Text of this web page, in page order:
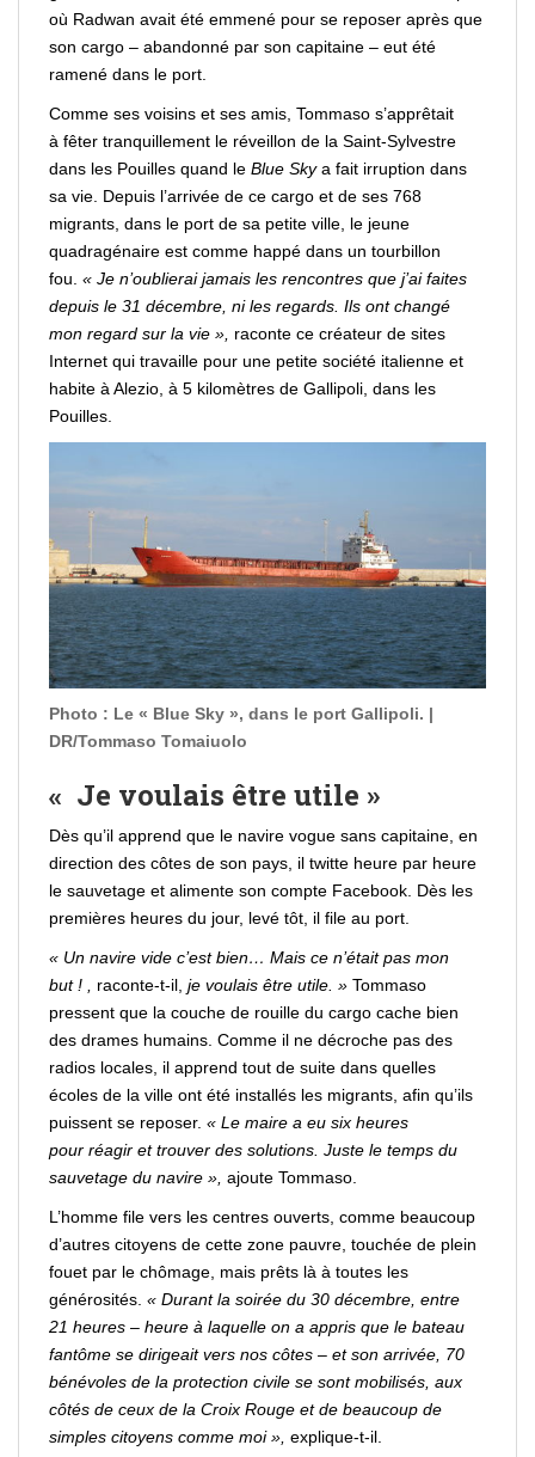
où Radwan avait été emmené pour se reposer après que
son cargo – abandonné par son capitaine – eut été
ramené dans le port.
Comme ses voisins et ses amis, Tommaso s’apprêtait
à fêter tranquillement le réveillon de la Saint-Sylvestre
dans les Pouilles quand le Blue Skya fait irruption dans
sa vie. Depuis l’arrivée de ce cargo et de ses 768
migrants, dans le port de sa petite ville, le jeune
quadragénaire est comme happé dans un tourbillon
fou. « Je n’oublierai jamais les rencontres que j’ai faites
depuis le 31 décembre, ni les regards. Ils ont changé
mon regard sur la vie », raconte ce créateur de sites
Internet qui travaille pour une petite société italienne et
habite à Alezio, à 5 kilomètres de Gallipoli, dans les
Pouilles.
Photo : Le « Blue Sky », dans le port Gallipoli. |
DR/Tommaso Tomaiuolo
« Je voulais être utile »
Dès qu’il apprend que le navire vogue sans capitaine, en
direction des côtes de son pays, il twitte heure par heure
le sauvetage et alimente son compte Facebook . Dès les
premières heures du jour, levé tôt, il file au port.
« Un navire vide c’est bien… Mais ce n’était pas mon
but ! ,
raconte-t-il, je voulais être utile. » Tommaso
pressent que la couche de rouille du cargo cache bien
des drames humains. Comme il ne décroche pas des
radios locales, il apprend tout de suite dans quelles
écoles de la ville ont été installés les migrants, afin qu’ils
puissent se reposer. « Le maire a eu six heures
pour réagir et trouver des solutions. Juste le temps du
sauvetage du navire », ajoute Tommaso.
L’homme file vers les centres ouverts, comme beaucoup
d’autres citoyens de cette zone pauvre, touchée de plein
fouet par le chômage, mais prêts là à toutes les
générosités. « Durant la soirée du 30 décembre, entre
21 heures – heure à laquelle on a appris que le bateau
fantôme se dirigeait vers nos côtes – et son arrivée, 70
bénévoles de la protection civile se sont mobilisés, aux
côtés de ceux de la Croix Rouge et de beaucoup de
simples citoyens comme moi», explique-t-il.